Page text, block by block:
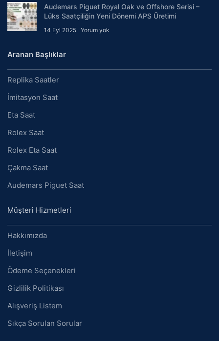
Audemars Piguet Royal Oak ve Offshore Serisi –
Lüks Saatçiliğin Yeni Dönemi APS Üretimi
14 Eyl 2025 Yorum yok
Aranan Başlıklar
Replika Saatler
İmitasyon Saat
Eta Saat
Rolex Saat
Rolex Eta Saat
Çakma Saat
Audemars Piguet Saat
Müşteri Hizmetleri
Hakkımızda
İletişim
Ödeme Seçenekleri
Gizlilik Politikası
Alışveriş Listem
Sıkça Sorulan Sorular